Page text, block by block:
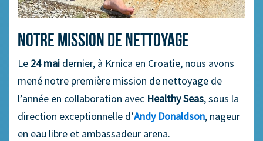
Notre mission de nettoyage
Le 24 mai dernier, à Krnica en Croatie, nous avons
mené notre première mission de nettoyage de
l’année en collaboration avec Healthy Seas, sous la
direction exceptionnelle d’Andy Donaldson, nageur
en eau libre et ambassadeur arena.